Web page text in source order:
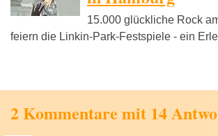
15.000 glückliche Rock
feiern die Linkin-Park-Festspiele - ein
2 Kommentare mit 14